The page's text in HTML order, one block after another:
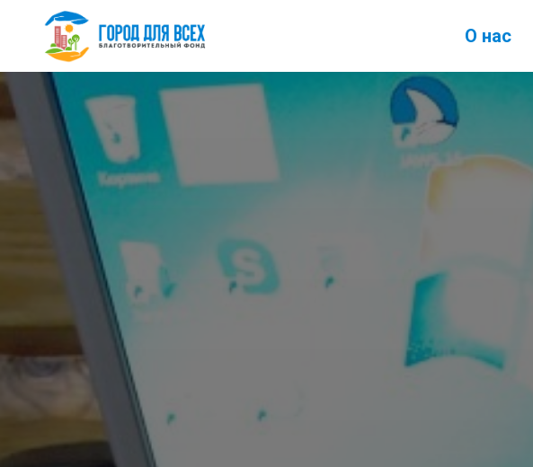
О нас